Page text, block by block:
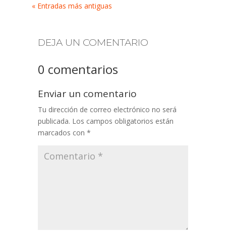
« Entradas más antiguas
DEJA UN COMENTARIO
0 comentarios
Enviar un comentario
Tu dirección de correo electrónico no será
publicada. Los campos obligatorios están
marcados con *